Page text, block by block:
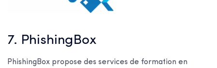
7. PhishingBox
PhishingBox propose des services de formation en